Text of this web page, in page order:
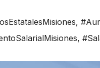
,
,